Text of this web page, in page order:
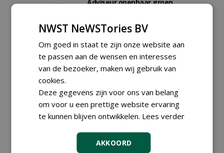
Adviseur openbaar groen,
27-07-2026, Sprang-Capelle
meer Groene Banen
GREEN OUTLET
NWST NeWSTories BV
Om goed in staat te zijn onze website aan
te passen aan de wensen en interesses
van de bezoeker, maken wij gebruik van
cookies.
Deze gegevens zijn voor ons van belang
om voor u een prettige website ervaring
te kunnen blijven ontwikkelen. Lees verder
AKKOORD